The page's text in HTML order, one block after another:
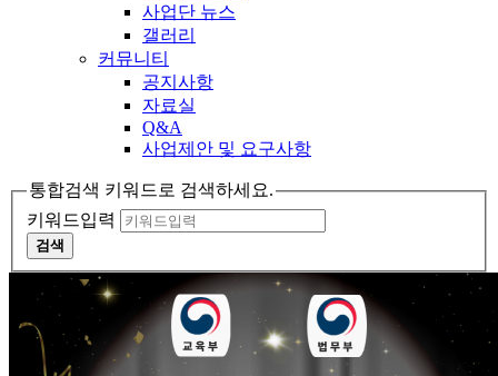
사업단 뉴스
갤러리
커뮤니티
공지사항
자료실
Q&A
사업제안 및 요구사항
통합검색 키워드로 검색하세요.
키워드입력
검색